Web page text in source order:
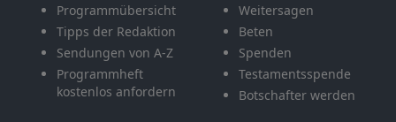
Programmübersicht
Tipps der Redaktion
Sendungen von A-Z
Programmheft
kostenlos anfordern
Weitersagen
Beten
Spenden
Testamentsspende
Botschafter werden